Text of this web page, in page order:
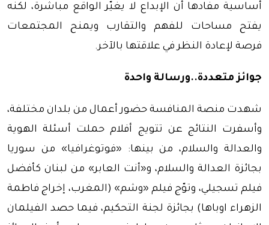
أساسية مفادها أن الإبداع لا يغيّر الواقع مباشرة، لكنه
يفتح مساحات للفهم والتقارب ويمنح المجتمعات
فرصة لإعادة النظر في علاقتها بالآخر.
جوائز متعددة..ورسالة واحدة
شهدت منصة المنافسة حضور أعمال من بلدان مختلفة،
وأسفرت النتائج عن تتويج أفلام حملت أسئلة الهوية
والعدالة والسلام، من بينها: «فوتوغرافيا» من سوريا
بجائزة العدالة والسلام، و«أنت العابر» من لبنان كأفضل
فيلم تسجيلي، وتوّج فيلم «وشم» (المغرب، إخراج فاطمة
الزهراء اوباها) بجائزة لجنة التحكيم، فيما حصد الفيلمان